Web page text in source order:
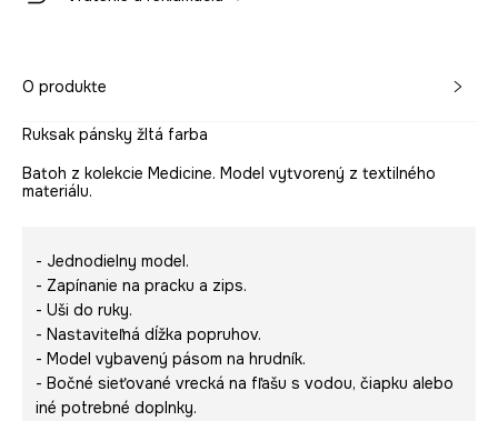
O produkte
Ruksak pánsky žltá farba
Batoh z kolekcie Medicine. Model vytvorený z textilného
materiálu.
- Jednodielny model.
- Zapínanie na pracku a zips.
- Uši do ruky.
- Nastaviteľná dĺžka popruhov.
- Model vybavený pásom na hrudník.
- Bočné sieťované vrecká na fľašu s vodou, čiapku alebo
iné potrebné doplnky.